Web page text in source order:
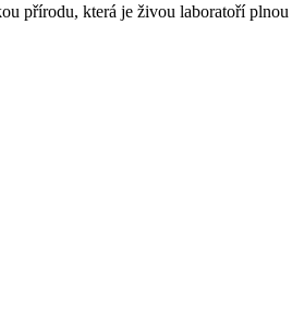
přírodu, která je živou laboratoří